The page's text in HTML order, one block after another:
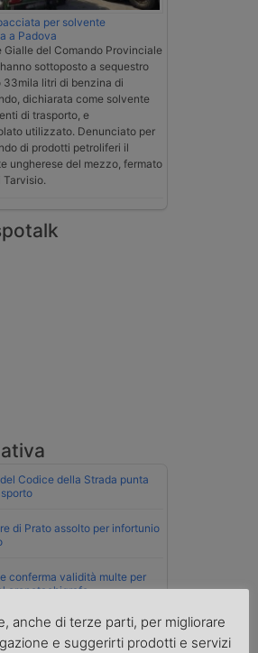
per solvente
a Padova
Gialle del Comando Provinciale
sottoposto a sequestro
33mila litri di benzina di
dichiarata come solvente
di trasporto, e
utilizzato. Denunciato per
di prodotti petroliferi il
ungherese del mezzo, fermato
Codice della Strada punta
di Prato assolto per infortunio
conferma validità multe per
cronotachigrafo
conferma la qualifica di
vettore
anche di terze parti, per migliorare
e suggerirti prodotti e servizi